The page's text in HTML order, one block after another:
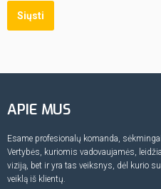
Siųsti
APIE MUS
Esame profesionalų komanda,
Vertybės, kuriomis vadovaujamės,
viziją, bet ir yra tas veiksnys, dėl kurio
veiklą iš klientų.